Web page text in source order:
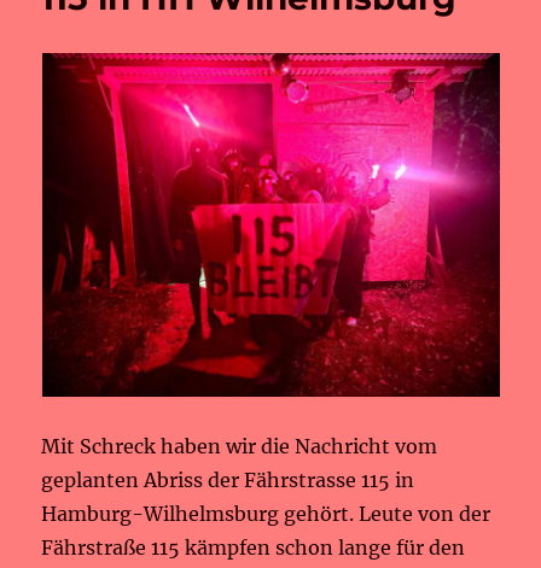
Mit Schreck haben wir die Nachricht vom
geplanten Abriss der Fährstrasse 115 in
Hamburg-Wilhelmsburg gehört. Leute von der
Fährstraße 115 kämpfen schon lange für den